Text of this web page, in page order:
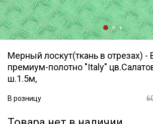
Мерный лоскут(ткань в отрезах) -
премиум-полотно "Italy"
ш.1.5м,
В розницу